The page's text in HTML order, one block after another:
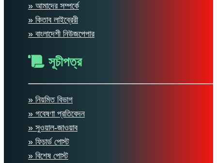
» আমাদের সম্পর্কে
» কিতাব লাইব্রেরী
» বাংলাদেশী নিউজপেপার
সূচীপত্র
» নিয়মিত বিভাগ
» গবেষণা প্রতিবেদন
» সুওয়াল-জাওয়াব
» ফিচার্ড পোস্ট
» বিশেষ পোস্ট